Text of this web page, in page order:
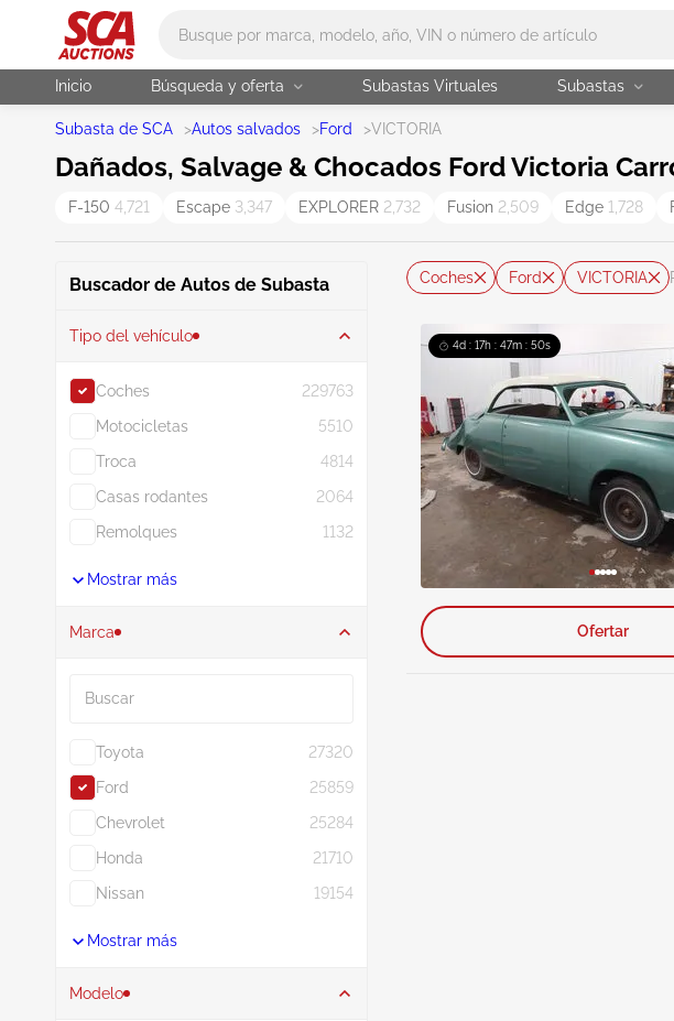
Inicio Búsqueda y oferta Subastas Virtuales Subastas
Subasta de SCA >Autos salvados >Ford >VICTORIA
Dañados, Salvage & Chocados Ford Victoria
F-150 4,721 Escape 3,347 EXPLORER 2,732 Fusion 2,509 Edge 1,728
Buscador de Autos de Subasta
Tipo del vehículo
Coches
229763
Motocicletas
5510
Troca
4814
Casas rodantes
2064
Remolques
1132
Mostrar más
Marca
Toyota
27320
Ford
25859
Chevrolet
25284
Honda
21710
Nissan
19154
Mostrar más
Modelo
Coches Ford VICTORIA
4d : 17h : 47m : 49s
Ofertar